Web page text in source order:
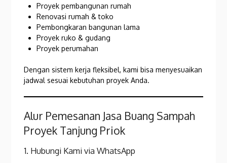
Proyek pembangunan rumah
Renovasi rumah & toko
Pembongkaran bangunan lama
Proyek ruko & gudang
Proyek perumahan
Dengan sistem kerja fleksibel, kami bisa menyesuaikan
jadwal sesuai kebutuhan proyek Anda.
Alur Pemesanan Jasa Buang Sampah
Proyek Tanjung Priok
1. Hubungi Kami via WhatsApp